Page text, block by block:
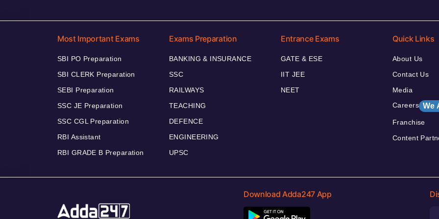
Most Important Exams
SBI PO Preparation
SBI CLERK Preparation
SEBI Preparation
SSC JE Preparation
SSC CGL Preparation
RBI Assistant
RBI GRADE B Preparation
Exams Preparation
BANKING & INSURANCE
SSC
RAILWAYS
TEACHING
DEFENCE
ENGINEERING
UPSC
Entrance Exams
GATE & ESE
IIT JEE
NEET
Quick Links
About Us
Contact Us
Media
Careers We
Franchise
Content
Download Adda247 App